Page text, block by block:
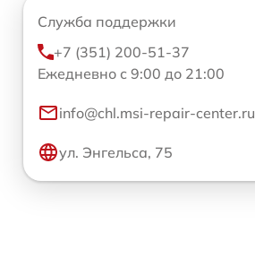
Служба поддержки
+7 (351) 200-51-37
Ежедневно с 9:00 до 21:00
info@chl.msi-repair-center.ru
ул. Энгельса, 75